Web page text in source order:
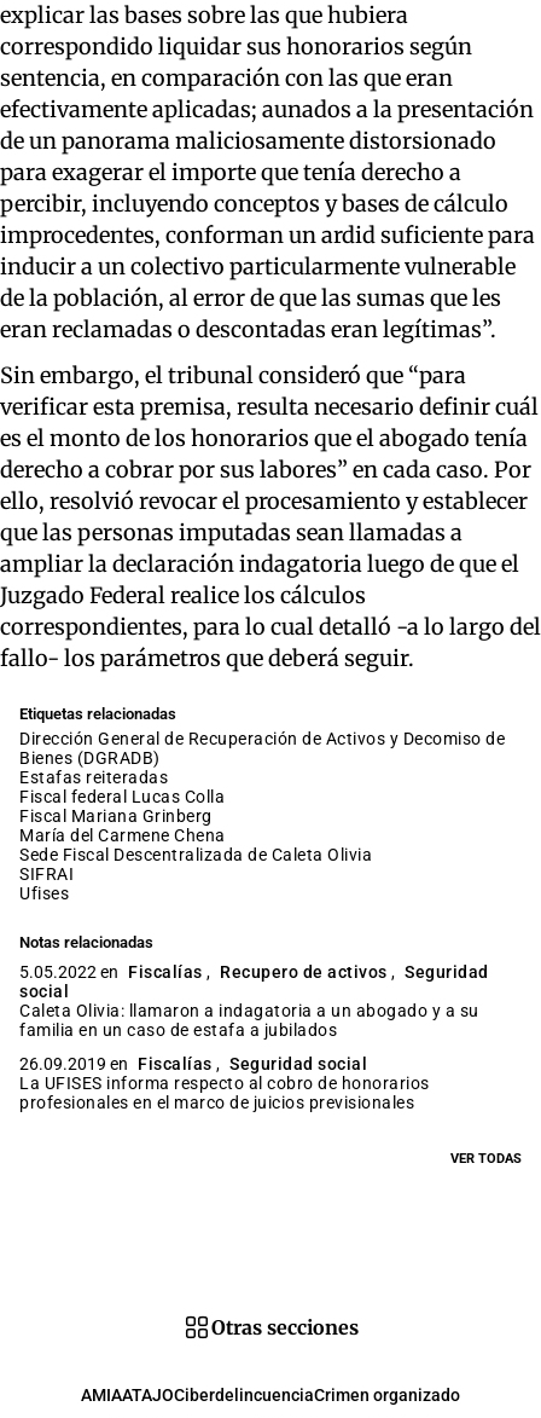
explicar las bases sobre las que hubiera
correspondido liquidar sus honorarios según
sentencia, en comparación con las que eran
efectivamente aplicadas; aunados a la presentación
de un panorama maliciosamente distorsionado
para exagerar el importe que tenía derecho a
percibir, incluyendo conceptos y bases de cálculo
improcedentes, conforman un ardid suficiente para
inducir a un colectivo particularmente vulnerable
de la población, al error de que las sumas que les
eran reclamadas o descontadas eran legítimas”.
Sin embargo, el tribunal consideró que “para
verificar esta premisa, resulta necesario definir cuál
es el monto de los honorarios que el abogado tenía
derecho a cobrar por sus labores” en cada caso. Por
ello, resolvió revocar el procesamiento y establecer
que las personas imputadas sean llamadas a
ampliar la declaración indagatoria luego de que el
Juzgado Federal realice los cálculos
correspondientes, para lo cual detalló -a lo largo del
fallo- los parámetros que deberá seguir.
Etiquetas relacionadas
Dirección General de Recuperación de Activos y Decomiso de
Bienes (DGRADB)
estafas reiteradas
fiscal federal Lucas Colla
fiscal Mariana Grinberg
María del Carmene Chena
Sede Fiscal Descentralizada de Caleta Olivia
SIFRAI
ufises
Notas relacionadas
5.05.2022 en Fiscalías , Recupero de activos , Seguridad
social
Caleta Olivia: llamaron a indagatoria a un abogado y a su
familia en un caso de estafa a jubilados
26.09.2019 en
Fiscalías , Seguridad social
La UFISES informa respecto al cobro de honorarios
profesionales en el marco de juicios previsionales
VER TODAS
Otras secciones
AMIAATAJOCiberdelincuenciaCrimen organizado